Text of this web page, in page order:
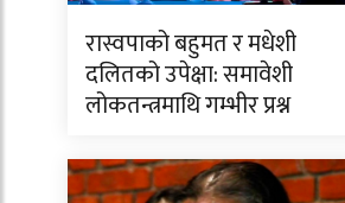
रास्वपाको बहुमत र मधेशी
दलितको उपेक्षा: समावेशी
लोकतन्त्रमाथि गम्भीर प्रश्न